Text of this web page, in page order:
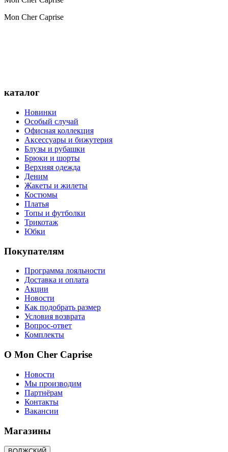
Mon Cher Caprise
каталог
Новинки
Особый случай
Офисная коллекция
Аксессуары и бижутерия
Блузы и рубашки
Брюки и шорты
Верхняя одежда
Деним
Жакеты и жилеты
Костюмы
Платья
Топы и футболки
Трикотаж
Юбки
Покупателям
Программа лояльности
Доставка и оплата
Акции
Новости
Как подобрать размер
Условия возврата
Вопрос-ответ
Комплекты
О Mon Cher Caprise
Новости
Мы производим
Партнёрам
Контакты
Вакансии
Магазины